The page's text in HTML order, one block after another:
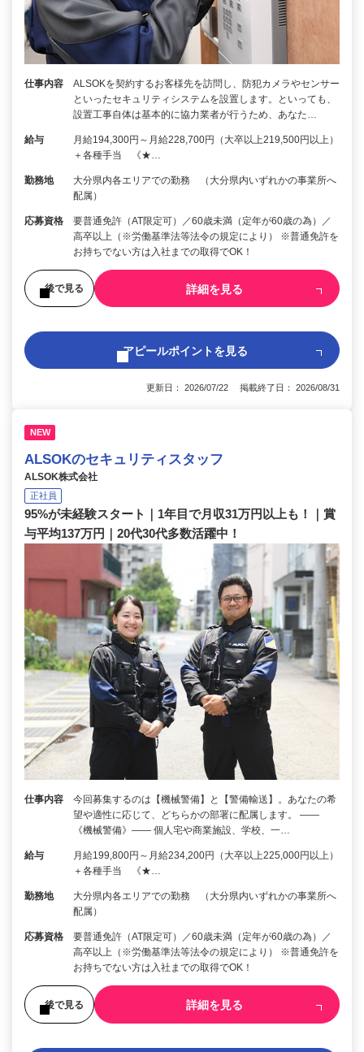
仕事内容
ALSOKを契約するお客様先を訪問し、防犯カメラやセンサー
といったセキュリティシステムを設置します。といっても、
設置工事自体は基本的に協力業者が行うため、あなた…
給与
月給194,300円～月給228,700円（大卒以上219,500円以上）
＋各種手当 《★…
勤務地
大分県内各エリアでの勤務 （大分県内いずれかの事業所へ
配属）
応募資格
要普通免許（AT限定可）／60歳未満（定年が60歳の為）／
高卒以上（※労働基準法等法令の規定により） ※普通免許を
お持ちでない方は入社までの取得でOK！
後で見る 詳細を見る
アピールポイントを見る
更新日： 2026/07/22 掲載終了日： 2026/08/31
NEW
ALSOKのセキュリティスタッフ
ALSOK株式会社
正社員
95%が未経験スタート｜1年目で月収31万円以上も！｜賞
与平均137万円｜20代30代多数活躍中！
仕事内容
今回募集するのは【機械警備】と【警備輸送】。あなたの希
望や適性に応じて、どちらかの部署に配属します。 ――
《機械警備》―― 個人宅や商業施設、学校、一…
給与
月給199,800円～月給234,200円（大卒以上225,000円以上）
＋各種手当 《★…
勤務地
大分県内各エリアでの勤務 （大分県内いずれかの事業所へ
配属）
応募資格
要普通免許（AT限定可）／60歳未満（定年が60歳の為）／
高卒以上（※労働基準法等法令の規定により） ※普通免許を
お持ちでない方は入社までの取得でOK！
後で見る 詳細を見る